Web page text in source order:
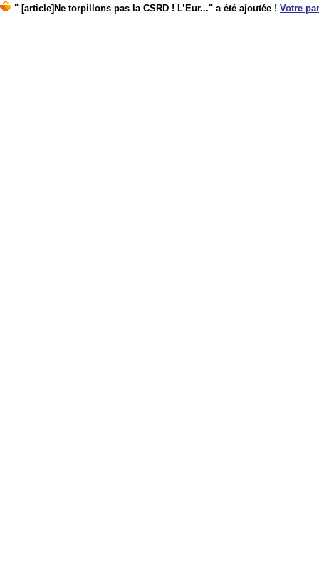
" [article]Ne torpillons pas la CSRD ! L’Eur..." a été ajoutée ! Votre